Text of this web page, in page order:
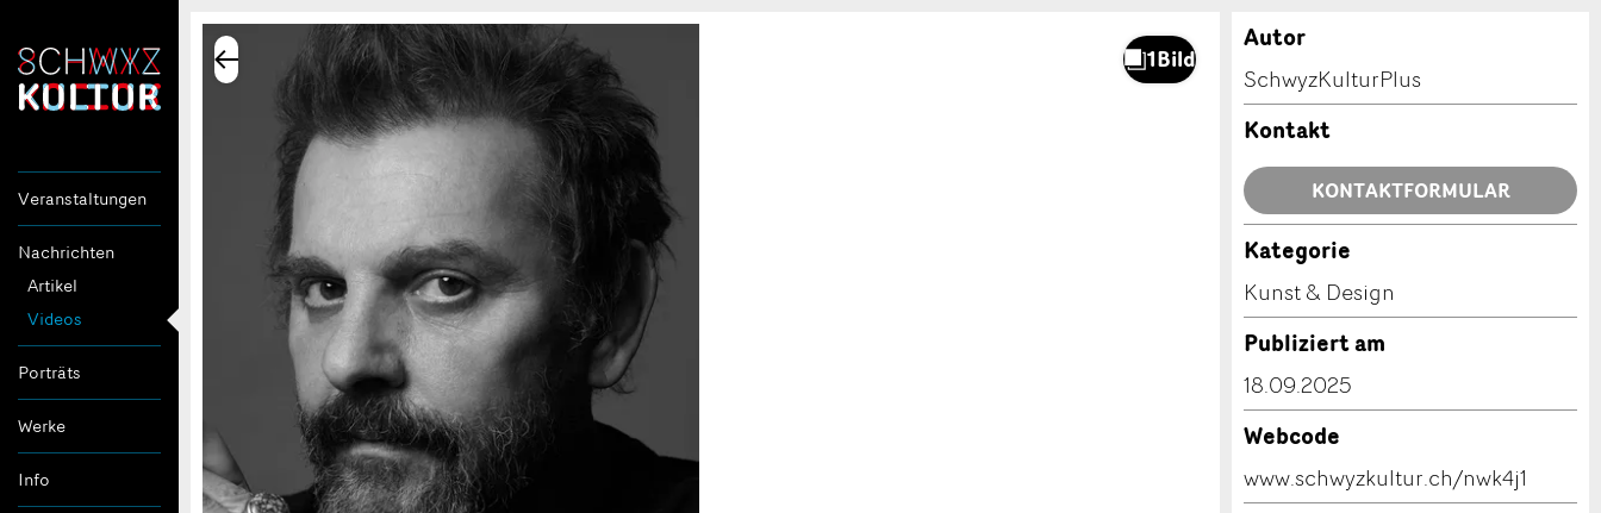
Veranstaltungen
Nachrichten
Artikel
Videos
Porträts
Werke
Info
Autor
SchwyzKulturPlus
Kontakt
KONTAKTFORMULAR
Kategorie
Kunst & Design
Publiziert am
18.09.2025
Webcode
www.schwyzkultur.ch/nwk4j1